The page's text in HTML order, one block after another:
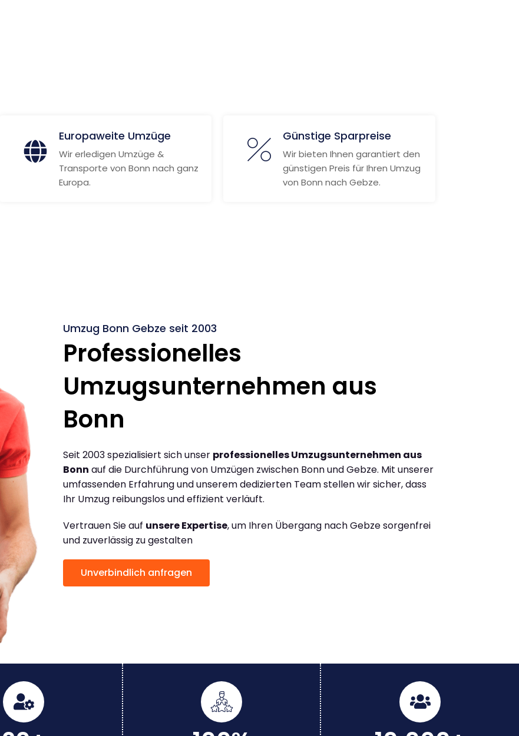
Europaweite Umzüge
Wir erledigen Umzüge &
Transporte von Bonn nach ganz
Europa.
Günstige Sparpreise
Wir bieten Ihnen garantiert den
günstigen Preis für Ihren Umzug
von Bonn nach Gebze.
Umzug Bonn Gebze seit 2003
Professionelles
Umzugsunternehmen aus
Bonn
Seit 2003 spezialisiert sich unser professionelles Umzugsunternehmen aus
Bonn auf die Durchführung von Umzügen zwischen Bonn und Gebze. Mit unserer
umfassenden Erfahrung und unserem dedizierten Team stellen wir sicher, dass
Ihr Umzug reibungslos und effizient verläuft.
Vertrauen Sie auf unsere Expertise, um Ihren Übergang nach Gebze sorgenfrei
und zuverlässig zu gestalten
Unverbindlich anfragen